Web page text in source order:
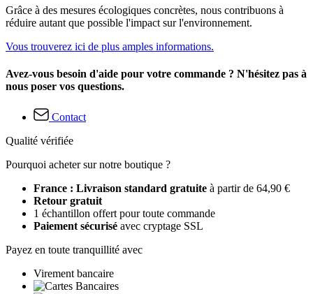
Grâce à des mesures écologiques concrètes, nous contribuons à
réduire autant que possible l'impact sur l'environnement.
Vous trouverez ici de plus amples informations.
Avez-vous besoin d'aide pour votre commande ? N'hésitez pas à
nous poser vos questions.
Contact
Qualité vérifiée
Pourquoi acheter sur notre boutique ?
France : Livraison standard gratuite à partir de 64,90 €
Retour gratuit
1 échantillon offert pour toute commande
Paiement sécurisé avec cryptage SSL
Payez en toute tranquillité avec
Virement bancaire